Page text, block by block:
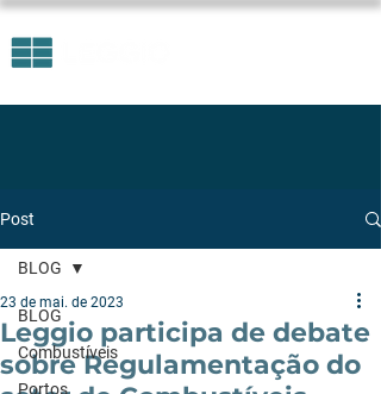
Post
BLOG
Combustíveis
Portos
BLOG
Leggio participa de debate
sobre Regulamentação do
23 de mai. de 2023